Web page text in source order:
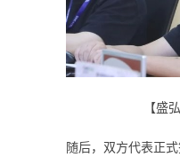
【盛
随后，双方代表正